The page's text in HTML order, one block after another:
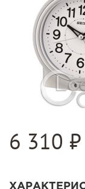
6 310 ₽